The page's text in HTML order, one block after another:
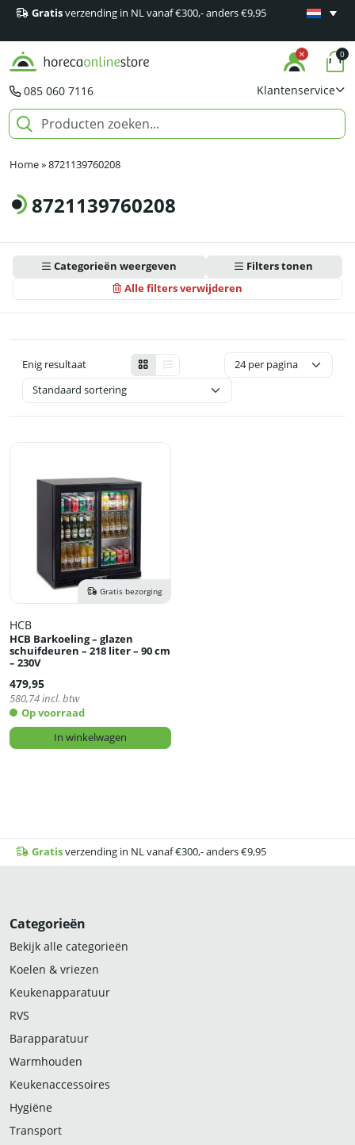
Gratisverzending in NL vanaf €300,- anders €9,95
Minimaal
085 060 7116 Klantenservice
0
Home»8721139760208
8721139760208
Categorieën weergeven
Alle filters verwijderen
Filters tonen
Enig resultaat
Gratis bezorging
HCB
HCB Barkoeling – glazen
schuifdeuren – 218 liter – 90 cm
– 230V
479,95
580,74incl. btw
Op voorraad
In winkelwagen
Gratisverzending in NL vanaf €300,- anders €9,95
Categorieën
Bekijk alle categorieën
Koelen & vriezen
Keukenapparatuur
RVS
Barapparatuur
Warmhouden
Keukenaccessoires
Hygiëne
Transport